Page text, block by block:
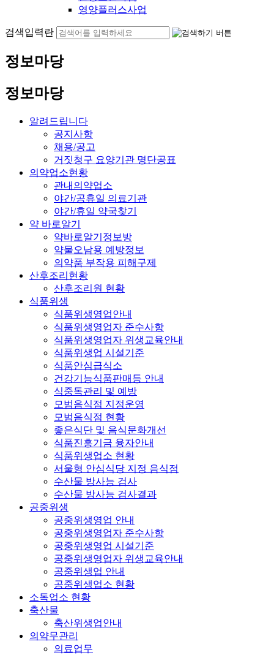
영양플러스사업
검색입력란
정보마당
정보마당
알려드립니다
공지사항
채용/공고
거짓청구 요양기관 명단공표
의약업소현황
관내의약업소
야간/공휴일 의료기관
야간/휴일 약국찾기
약 바로알기
약바로알기정보방
약물오남용 예방정보
의약품 부작용 피해구제
산후조리현황
산후조리원 현황
식품위생
식품위생영업안내
식품위생영업자 준수사항
식품위생영업자 위생교육안내
식품위생업 시설기준
식품안심급식소
건강기능식품판매등 안내
식중독관리 및 예방
모범음식점 지정운영
모범음식점 현황
좋은식단 및 음식문화개선
식품진흥기금 융자안내
식품위생업소 현황
서울형 안심식당 지정 음식점
수산물 방사능 검사
수산물 방사능 검사결과
공중위생
공중위생영업 안내
공중위생영업자 준수사항
공중위생영업 시설기준
공중위생영업자 위생교육안내
공중위생업 안내
공중위생업소 현황
소독업소 현황
축산물
축산위생업안내
의약무관리
의료업무